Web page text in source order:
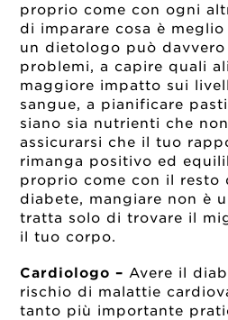
proprio come con ogni
di imparare cosa è
un dietologo può
problemi, a capire quali
maggiore impatto sui
sangue, a pianificare
siano sia nutrienti che
assicurarsi che il tuo
rimanga positivo ed
proprio come con il resto
diabete, mangiare non è
tratta solo di trovare il
il tuo corpo.
Cardiologo –Avere il
rischio di malattie
tanto più importante